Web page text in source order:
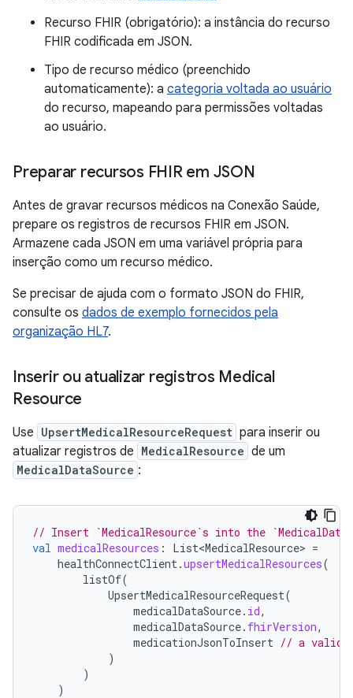
Recurso FHIR (obrigatório): a instância do recurso
FHIR codificada em JSON.
Tipo de recurso médico (preenchido
automaticamente): a categoria voltada ao usuário
do recurso, mapeando para permissões voltadas
ao usuário.
Preparar recursos FHIR em JSON
Antes de gravar recursos médicos na Conexão Saúde,
prepare os registros de recursos FHIR em JSON.
Armazene cada JSON em uma variável própria para
inserção como um recurso médico.
Se precisar de ajuda com o formato JSON do FHIR,
consulte os dados de exemplo fornecidos pela
organização HL7.
Inserir ou atualizar registros Medical
Resource
Use UpsertMedicalResourceRequest para inserir ou
atualizar registros de MedicalResource de um
MedicalDataSource :
// Insert `MedicalResource`s into the
val medicalResources : List<MedicalResource> =
healthConnectClient.upsertMedicalResources(
listOf(
UpsertMedicalResourceRequest(
medicalDataSource. id,
medicalDataSource. fhirVersion,
medicationJsonToInsert // a valid
)
)
)